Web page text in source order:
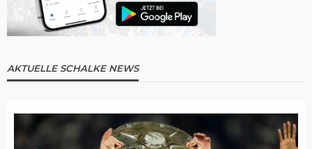
AKTUELLE SCHALKE NEWS